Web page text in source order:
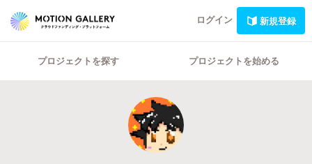
ログイン 新規登録
プロジェクトを探す プロジェクトを始める